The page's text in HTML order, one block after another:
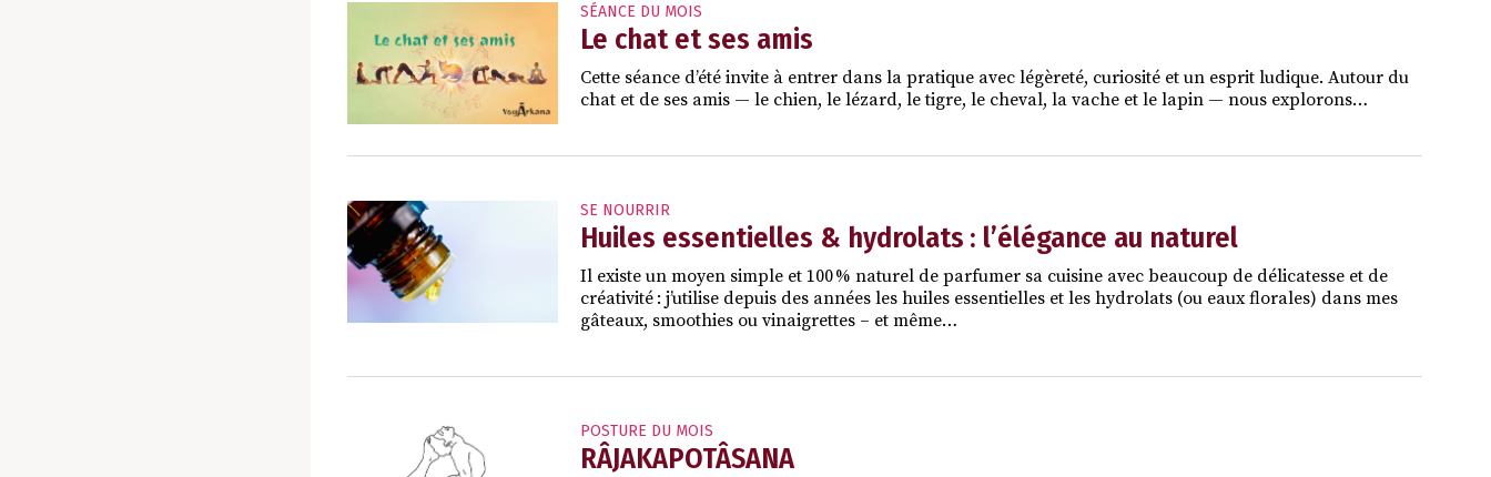
SÉANCE DU MOIS
Le chat et ses amis
Cette séance d’été invite à entrer dans la pratique avec légèreté, curiosité et un esprit ludique. Autour du
chat et de ses amis — le chien, le lézard, le tigre, le cheval, la vache et le lapin — nous explorons…
SE NOURRIR
Huiles essentielles & hydrolats : l’élégance au naturel
Il existe un moyen simple et 100 % naturel de parfumer sa cuisine avec beaucoup de délicatesse et de
créativité : j’utilise depuis des années les huiles essentielles et les hydrolats (ou eaux florales) dans mes
gâteaux, smoothies ou vinaigrettes – et même…
POSTURE DU MOIS
RÂJAKAPOTÂSANA